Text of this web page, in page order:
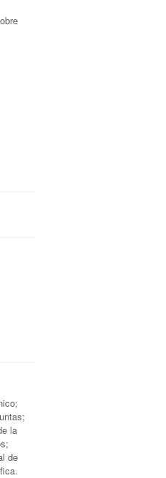
la
de